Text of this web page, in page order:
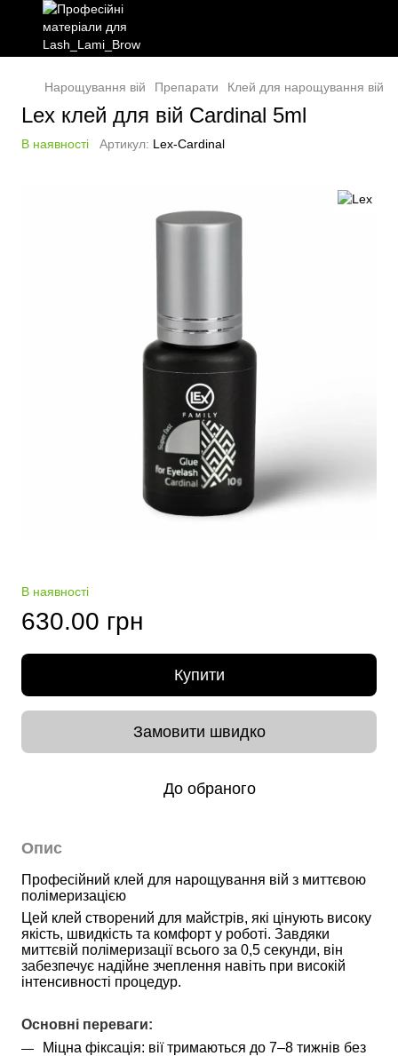
Нарощування вій Препарати Клей для нарощування вій
Lex клей для вій Cardinal 5ml
В наявності Артикул: Lex-Cardinal
В наявності
630.00 грн
Купити
Замовити швидко
До обраного
Опис
Професійний клей для нарощування вій з миттєвою
полімеризацією
Цей клей створений для майстрів, які цінують високу
якість, швидкість та комфорт у роботі. Завдяки
миттєвій полімеризації всього за 0,5 секунди, він
забезпечує надійне зчеплення навіть при високій
інтенсивності процедур.
Основні переваги:
Міцна фіксація: вії тримаються до 7–8 тижнів без